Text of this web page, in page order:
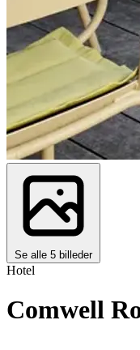
Se alle 5 billeder
Hotel
Comwell